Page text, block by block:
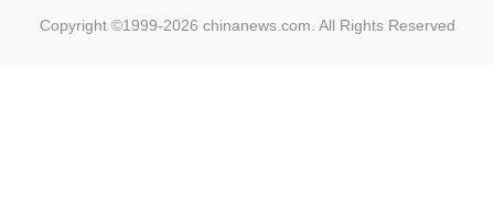
Copyright ©1999-2026 chinanews.com. All Rights Reserved